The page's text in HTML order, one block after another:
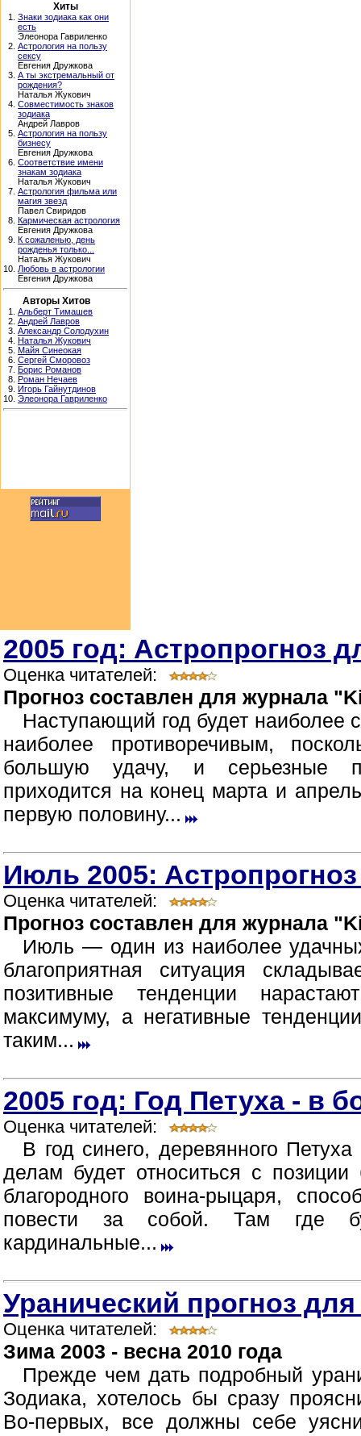
Хиты
1. Знаки зодиака как они
есть
Элеонора Гавриленко
2. Астрология на пользу
сексу
Евгения Дружкова
3. А ты экстремальный от
рождения?
Наталья Жукович
4. Совместимость знаков
зодиака
Андрей Лавров
5. Астрология на пользу
бизнесу
Евгения Дружкова
6. Соответствие имени
знакам зодиака
Наталья Жукович
7. Астрология фильма или
магия звезд
Павел Свиридов
8. Кармическая астрология
Евгения Дружкова
9. К сожаленью, день
рожденья только...
Наталья Жукович
10. Любовь в астрологии
Евгения Дружкова
Авторы Хитов
1. Альберт Тимашев
2. Андрей Лавров
3. Александр Солодухин
4. Наталья Жукович
5. Майя Синеокая
6. Сергей Сморовоз
7. Борис Романов
8. Роман Нечаев
9. Игорь Гайнутдинов
10. Элеонора Гавриленко
2005 год: Астропрогноз
Оценка читателей:
Прогноз составлен для журнала
Наступающий год будет наиболее
наиболее противоречивым,
большую удачу, и серьезные
приходится на конец марта и
первую половину...
Июль 2005:
Оценка читателей:
Прогноз составлен для журнала
Июль — один из наиболее
благоприятная ситуация
позитивные тенденции
максимуму, а негативные
таким...
2005 год: Год Петуха - в
Оценка читателей:
В год синего, деревянного
делам будет относиться с позиции
благородного воина-рыцаря,
повести за собой. Там где
кардинальные...
Уранический прогноз
Оценка читателей:
Зима 2003 - весна 2010 года
Прежде чем дать подробный
Зодиака, хотелось бы сразу
Во-первых, все должны себе